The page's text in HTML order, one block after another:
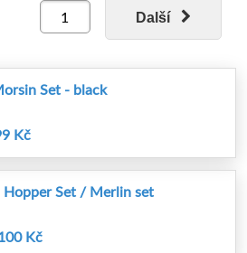
Další
Set - black
Kč
Set / Merlin set
Kč